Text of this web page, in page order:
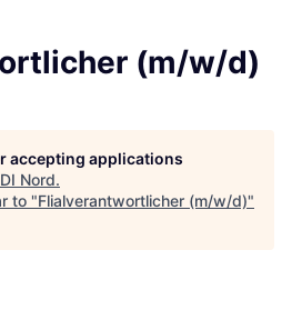
(m/w/d)
accepting applications
Nord.
to "Flialverantwortlicher (m/w/d)"